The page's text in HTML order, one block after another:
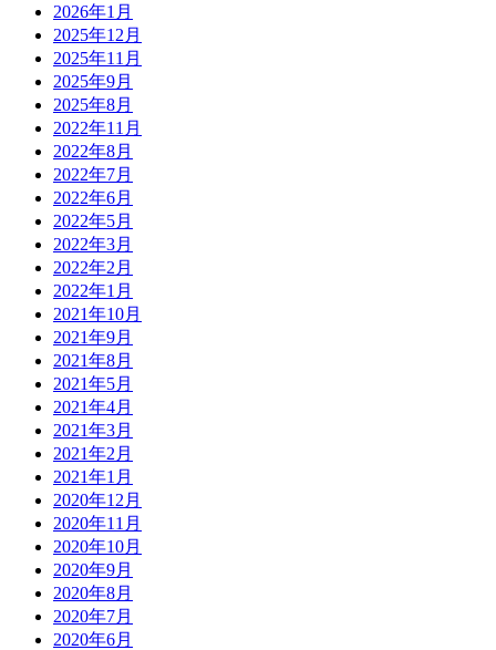
2026年1月
2025年12月
2025年11月
2025年9月
2025年8月
2022年11月
2022年8月
2022年7月
2022年6月
2022年5月
2022年3月
2022年2月
2022年1月
2021年10月
2021年9月
2021年8月
2021年5月
2021年4月
2021年3月
2021年2月
2021年1月
2020年12月
2020年11月
2020年10月
2020年9月
2020年8月
2020年7月
2020年6月